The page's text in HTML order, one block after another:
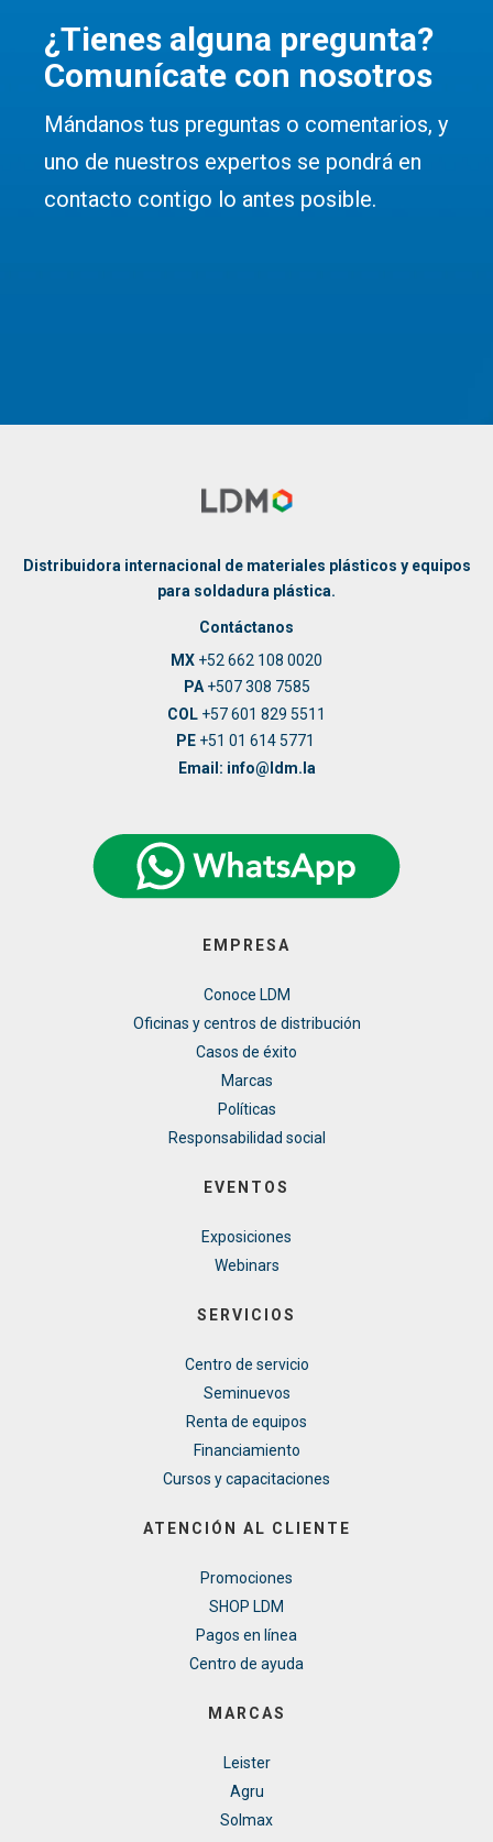
¿Tienes alguna pregunta?
Comunícate con nosotros
Mándanos tus preguntas o comentarios, y
uno de nuestros expertos se pondrá en
contacto contigo lo antes posible.
Distribuidora internacional de materiales plásticos y equipos
para soldadura plástica.
Contáctanos
MX +52 662 108 0020
PA+507 308 7585
COL +57 601 829 5511
PE +51 01 614 5771
Email: info@ldm.la
EMPRESA
Conoce LDM
Oficinas y centros de distribución
Casos de éxito
Marcas
Políticas
Responsabilidad social
EVENTOS
Exposiciones
Webinars
SERVICIOS
Centro de servicio
Seminuevos
Renta de equipos
Financiamiento
Cursos y capacitaciones
ATENCIÓN AL CLIENTE
Promociones
SHOP LDM
Pagos en línea
Centro de ayuda
MARCAS
Leister
Agru
Solmax